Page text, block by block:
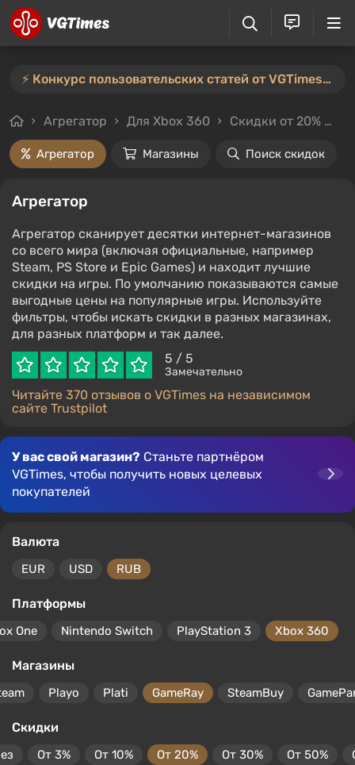
⚡️ Конкурс пользовательских статей от VGTimes продлён — участвуйте тут ⚡️
Агрегатор Для Xbox 360 Скидки от 20%
Агрегатор Магазины Поиск скидок
Агрегатор
Агрегатор сканирует десятки интернет-магазинов
со всего мира (включая официальные, например
Steam, PS Store и Epic Games) и находит лучшие
скидки на игры. По умолчанию показываются самые
выгодные цены на популярные игры. Используйте
фильтры, чтобы искать скидки в разных магазинах,
для разных платформ и так далее.
5 / 5
Замечательно
Читайте 370 отзывов о VGTimes на независимом
сайте Trustpilot
У вас свой магазин? Станьте партнёром
VGTimes, чтобы получить новых целевых
покупателей
Валюта
EUR USD RUB
Платформы
One Nintendo Switch PlayStation 3 Xbox 360
Магазины
Playo Plati GameRay SteamBuy
Скидки
От 3% От 10% От 20% От 30% От 50%